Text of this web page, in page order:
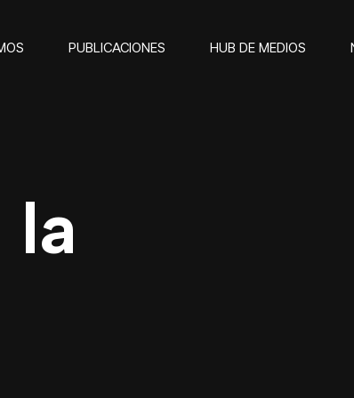
PUBLICACIONES HUB DE MEDIOS
la